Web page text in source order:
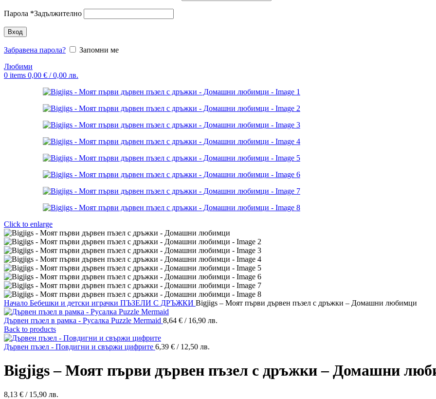
Парола *Задължително
Вход
Забравена парола?
Запомни ме
Любими
0 items 0,00 € / 0,00 лв.
Click to enlarge
Начало Бебешки и детски играчки ПЪЗЕЛИ С ДРЪЖКИ Bigjigs – Моят първи дървен пъзел с дръжки – Домашни любимци
Дървен пъзел в рамка - Русалка Puzzle Mermaid 8,64 € / 16,90 лв.
Back to products
Дървен пъзел - Повдигни и свържи цифрите 6,39 € / 12,50 лв.
Bigjigs – Моят първи дървен пъзел с дръжки – Домашни
8,13 € / 15,90 лв.